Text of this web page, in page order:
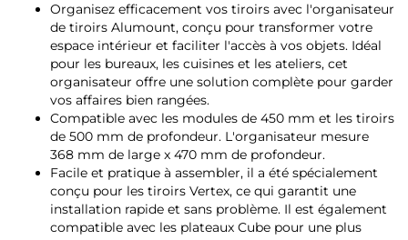
Organisez efficacement vos tiroirs avec l'organisateur
de tiroirs Alumount, conçu pour transformer votre
espace intérieur et faciliter l'accès à vos objets. Idéal
pour les bureaux, les cuisines et les ateliers, cet
organisateur offre une solution complète pour garder
vos affaires bien rangées.
Compatible avec les modules de 450 mm et les tiroirs
de 500 mm de profondeur. L'organisateur mesure
368 mm de large x 470 mm de profondeur.
Facile et pratique à assembler, il a été spécialement
conçu pour les tiroirs Vertex, ce qui garantit une
installation rapide et sans problème. Il est également
compatible avec les plateaux Cube pour une plus